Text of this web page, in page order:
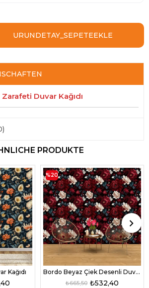
Duvar Kağıdı
PRODUKTE
Kağıdı Bordo Beyaz Çiek Desenli Duvar Kağıdı
₺532,40
₺665,50
%20